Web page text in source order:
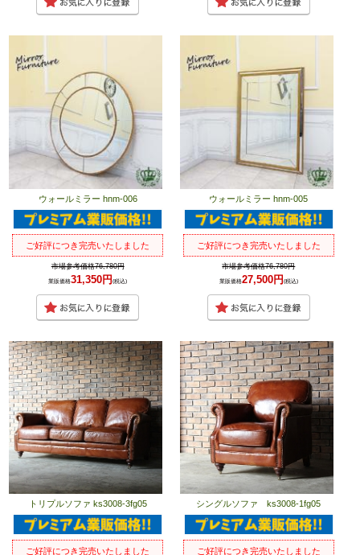
ウォールミラー hnm-006
ご好評につき完売いたしました
市場参考価格76,780円
業販価格31,350円(税込)
ウォールミラー hnm-005
ご好評につき完売いたしました
市場参考価格76,780円
業販価格27,500円(税込)
トリプルソファ ks3008-3fg05
ご好評につき完売いたしました
シングルソファ ks3008-1fg05
ご好評につき完売いたしました